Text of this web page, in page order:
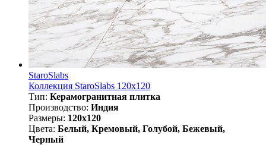
StaroSlabs
Коллекция StaroSlabs 120x120
Тип: Керамогранитная плитка
Производство: Индия
Размеры: 120x120
Цвета: Белый, Кремовый, Голубой, Бежевый,
Черный